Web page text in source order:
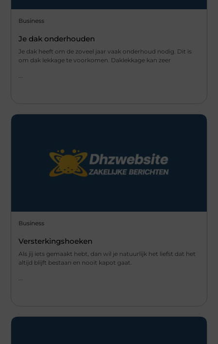
Business
Je dak onderhouden
Je dak heeft om de zoveel jaar vaak onderhoud nodig. Dit is
om dak lekkage te voorkomen. Daklekkage kan zeer
Business
Versterkingshoeken
Als jij iets gemaakt hebt, dan wil je natuurlijk het liefst dat het
altijd blijft bestaan en nooit kapot gaat.
...